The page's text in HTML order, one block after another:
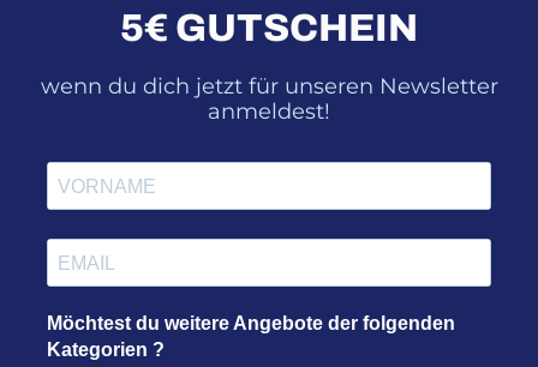
5€ GUTSCHEIN
wenn du dich jetzt für unseren Newsletter
anmeldest!
Möchtest du weitere Angebote der folgenden
Kategorien ?